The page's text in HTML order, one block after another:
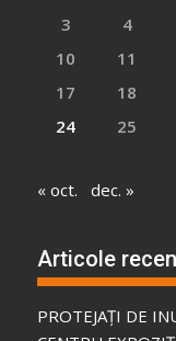
3
4
10
11
17
18
24
25
« oct. dec. »
Articole
PROTEJAȚI DE